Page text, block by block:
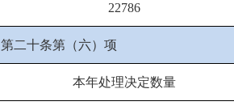
22786
第二十条第（六）项
本年处理决定数量